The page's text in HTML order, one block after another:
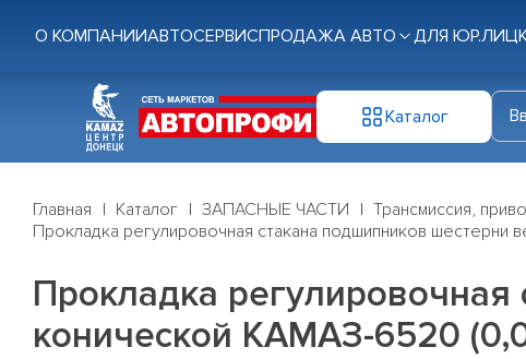
О КОМПАНИИАВТОСЕРВИСПРОДАЖА АВТО ДЛЯ ЮР.ЛИЦ
Каталог
Главная Каталог ЗАПАСНЫЕ ЧАСТИ Трансмиссия,
Прокладка регулировочная стакана подшипников
Прокладка
конической КАМАЗ-6520